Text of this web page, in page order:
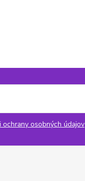
ochrany osobných údajov